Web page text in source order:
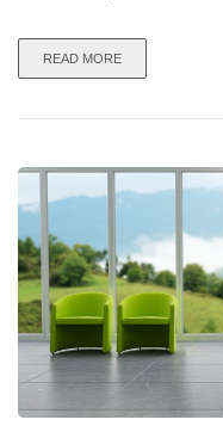
READ MORE